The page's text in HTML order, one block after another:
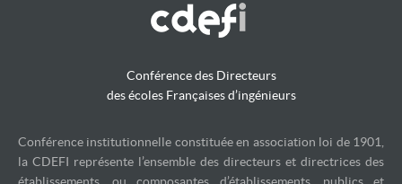
Conférence des Directeurs
des écoles Françaises d’ingénieurs
Conférence institutionnelle constituée en association loi de 1901,
la CDEFI représente l’ensemble des directeurs et directrices des
établissements, ou composantes d’établissements, publics et